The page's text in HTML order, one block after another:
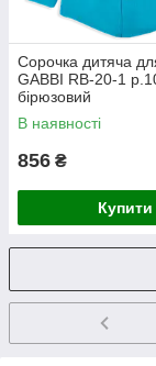
Сорочка дитяча
GABBI RB-20-1
бірюзовий
В наявності
856 ₴
Купити